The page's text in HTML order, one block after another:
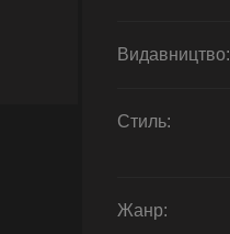
Видавництво:
Стиль:
Жанр: